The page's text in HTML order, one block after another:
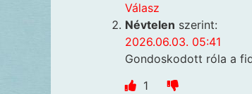
Válasz
Névtelen szerint:
2026.06.03. 05:41
Gondoskodott róla a
1